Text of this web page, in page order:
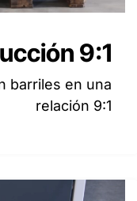
9:1
barriles en una
relación 9:1